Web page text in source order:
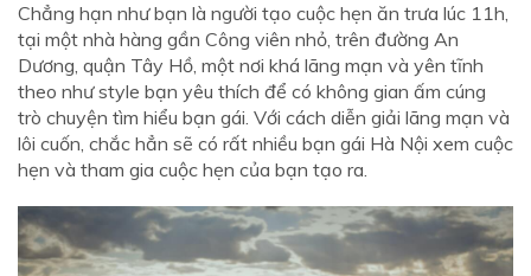
Chẳng hạn như bạn là người tạo cuộc hẹn ăn trưa lúc 11h,
tại một nhà hàng gần Công viên nhỏ, trên đường An
Dương, quận Tây Hồ, một nơi khá lãng mạn và yên tĩnh
theo như style bạn yêu thích để có không gian ấm cúng
trò chuyện tìm hiểu bạn gái. Với cách diễn giải lãng mạn và
lôi cuốn, chắc hẳn sẽ có rất nhiều bạn gái Hà Nội xem cuộc
hẹn và tham gia cuộc hẹn của bạn tạo ra.